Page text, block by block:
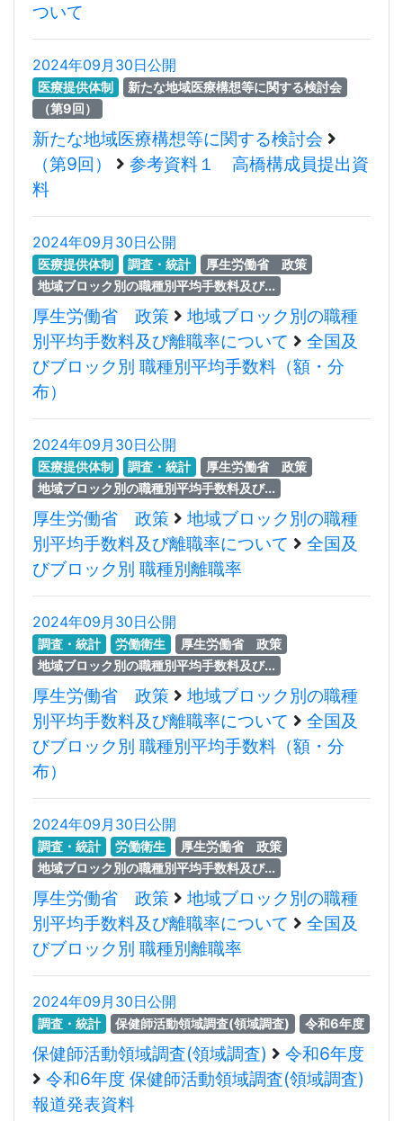
ついて
2024年09月30日公開
医療提供体制
新たな地域医療構想等に関する検討会
（第9回）
新たな地域医療構想等に関する検討会
（第9回）
参考資料１ 高橋構成員提出資
料
2024年09月30日公開
医療提供体制 調査・統計
厚生労働省 政策
地域ブロック別の職種別平均手数料及び...
厚生労働省 政策
地域ブロック別の職種
別平均手数料及び離職率について
全国及
びブロック別 職種別平均手数料（額・分
布）
2024年09月30日公開
医療提供体制 調査・統計
厚生労働省 政策
地域ブロック別の職種別平均手数料及び...
厚生労働省 政策
地域ブロック別の職種
別平均手数料及び離職率について
全国及
びブロック別 職種別離職率
2024年09月30日公開
調査・統計 労働衛生
厚生労働省 政策
地域ブロック別の職種別平均手数料及び...
厚生労働省 政策
地域ブロック別の職種
別平均手数料及び離職率について
全国及
びブロック別 職種別平均手数料（額・分
布）
2024年09月30日公開
調査・統計 労働衛生
厚生労働省 政策
地域ブロック別の職種別平均手数料及び...
厚生労働省 政策
地域ブロック別の職種
別平均手数料及び離職率について
全国及
びブロック別 職種別離職率
2024年09月30日公開
調査・統計 保健師活動領域調査(領域調査) 令和6年度
保健師活動領域調査(領域調査)
令和6年度
令和6年度 保健師活動領域調査(領域調査)
報道発表資料